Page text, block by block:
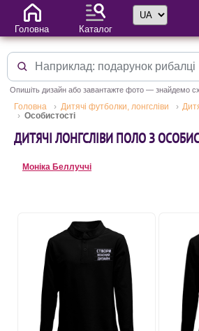
Опишіть дизайн або завантажте фото — знайдемо
Головна Дитячі футболки, лонгсліви
Особистості
ДИТЯЧІ ЛОНГСЛІВИ ПОЛО З
Моніка Беллуччі
Головна Каталог
Вибір мови